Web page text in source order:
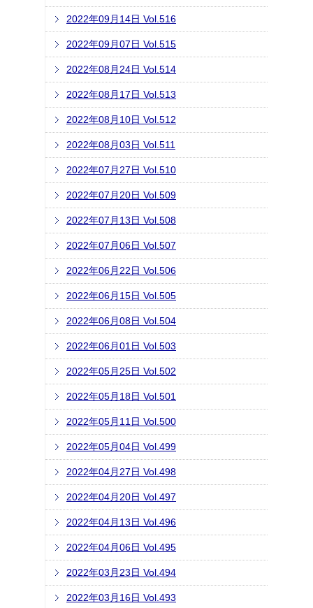
2022年09月14日 Vol.516
2022年09月07日 Vol.515
2022年08月24日 Vol.514
2022年08月17日 Vol.513
2022年08月10日 Vol.512
2022年08月03日 Vol.511
2022年07月27日 Vol.510
2022年07月20日 Vol.509
2022年07月13日 Vol.508
2022年07月06日 Vol.507
2022年06月22日 Vol.506
2022年06月15日 Vol.505
2022年06月08日 Vol.504
2022年06月01日 Vol.503
2022年05月25日 Vol.502
2022年05月18日 Vol.501
2022年05月11日 Vol.500
2022年05月04日 Vol.499
2022年04月27日 Vol.498
2022年04月20日 Vol.497
2022年04月13日 Vol.496
2022年04月06日 Vol.495
2022年03月23日 Vol.494
2022年03月16日 Vol.493